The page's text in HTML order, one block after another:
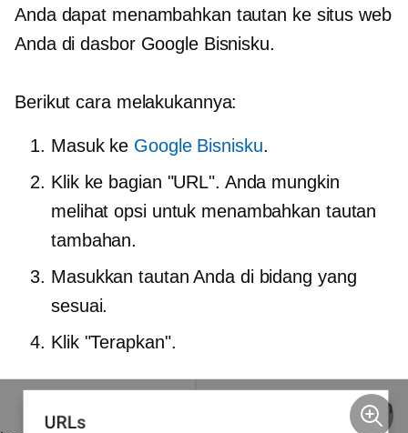
Anda dapat menambahkan tautan ke situs web
Anda di dasbor Google Bisnisku.
Berikut cara melakukannya:
Masuk ke Google Bisnisku.
Klik ke bagian "URL". Anda mungkin
melihat opsi untuk menambahkan tautan
tambahan.
Masukkan tautan Anda di bidang yang
sesuai.
Klik "Terapkan".